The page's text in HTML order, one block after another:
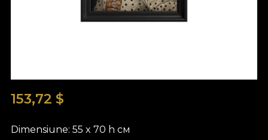
153,72 $
Dimensiune: 55 x 70 h см